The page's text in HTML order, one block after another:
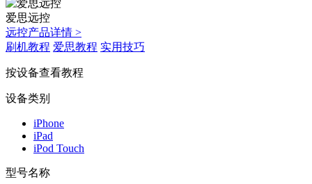
爱思远控
远控产品详情 >
刷机教程 爱思教程 实用技巧
按设备查看教程
设备类别
iPhone
iPad
iPod Touch
型号名称